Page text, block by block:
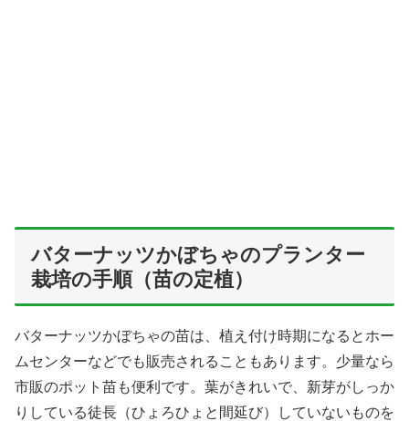
バターナッツかぼちゃのプランター
栽培の手順（苗の定植）
バターナッツかぼちゃの苗は、植え付け時期になるとホー
ムセンターなどでも販売されることもあります。少量なら
市販のポット苗も便利です。葉がきれいで、新芽がしっか
りしている徒長（ひょろひょと間延び）していないものを